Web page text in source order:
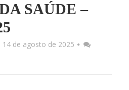
SAÚDE –
14 de agosto de 2025